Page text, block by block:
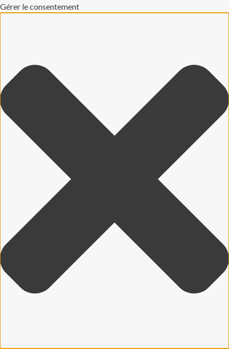
Gérer le consentement